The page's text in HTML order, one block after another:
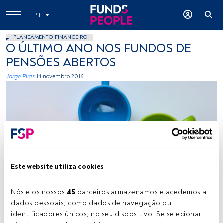
Este website utiliza cookies
Nós e os nossos 45 parceiros armazenamos e acedemos a
dados pessoais, como dados de navegação ou
identificadores únicos, no seu dispositivo. Se selecionar
PT
PLANEAMENTO FINANCEIRO
O ÚLTIMO ANO NOS FUNDOS DE
PENSÕES ABERTOS
Jorge Pires 14 novembro 2016
itssitar, Flickr, Creative Commons
Tempo de leitura:5 s.